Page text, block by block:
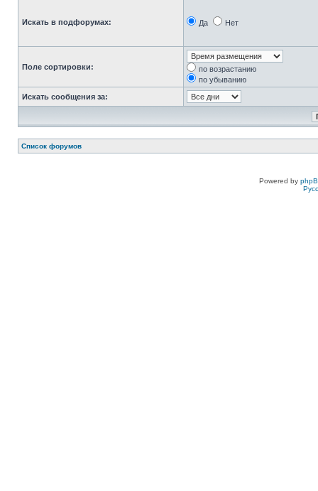
Искать в подфорумах: Да Нет
Поле сортировки:
по возрастанию
по убыванию
Искать сообщения за:
Список форумов
Powered by